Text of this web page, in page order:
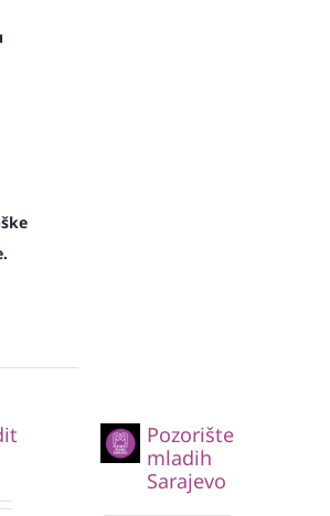
Pozorište
mladih
Sarajevo